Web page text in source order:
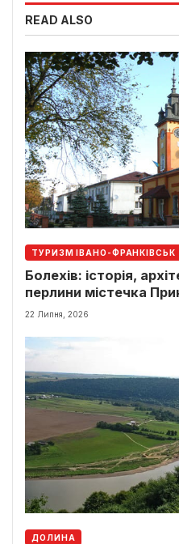
READ ALSO
ТУРИЗМ ІВАНО-ФРАНКІВСЬК
Болехів: історія,
перлини містечка
22 Липня, 2026
ДОЛИНА